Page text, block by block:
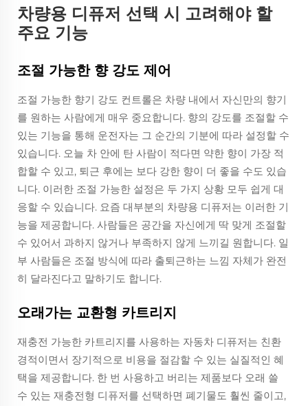
차량용 디퓨저 선택 시 고려해야 할
주요 기능
조절 가능한 향 강도 제어
조절 가능한 향기 강도 컨트롤은 차량 내에서 자신만의 향기
를 원하는 사람에게 매우 중요합니다. 향의 강도를 조절할 수
있는 기능을 통해 운전자는 그 순간의 기분에 따라 설정할 수
있습니다. 오늘 차 안에 탄 사람이 적다면 약한 향이 가장 적
합할 수 있고, 퇴근 후에는 보다 강한 향이 더 좋을 수도 있습
니다. 이러한 조절 가능한 설정은 두 가지 상황 모두 쉽게 대
응할 수 있습니다. 요즘 대부분의 차량용 디퓨저는 이러한 기
능을 제공합니다. 사람들은 공간을 자신에게 딱 맞게 조절할
수 있어서 과하지 않거나 부족하지 않게 느끼길 원합니다. 일
부 사람들은 조절 방식에 따라 출퇴근하는 느낌 자체가 완전
히 달라진다고 말하기도 합니다.
오래가는 교환형 카트리지
재충전 가능한 카트리지를 사용하는 자동차 디퓨저는 친환
경적이면서 장기적으로 비용을 절감할 수 있는 실질적인 혜
택을 제공합니다. 한 번 사용하고 버리는 제품보다 오래 쓸
수 있는 재충전형 디퓨저를 선택하면 폐기물도 훨씬 줄이고,